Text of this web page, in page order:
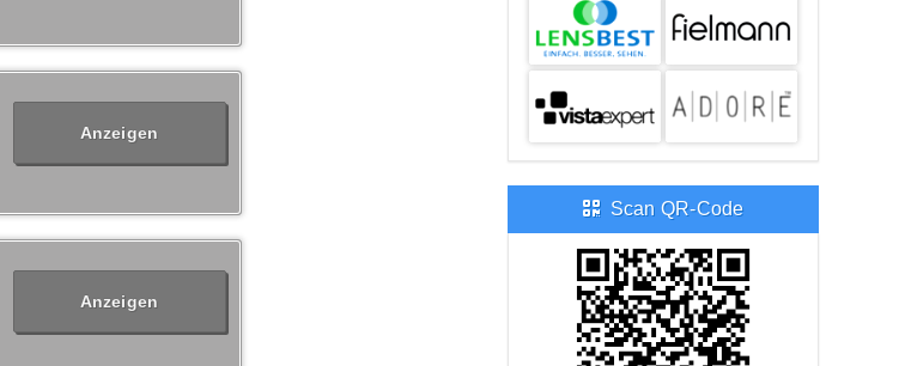
Anzeigen
Anzeigen
Scan QR-Code